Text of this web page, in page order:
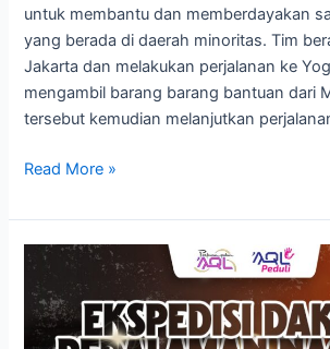
untuk membantu dan memberdayakan
yang berada di daerah minoritas. Tim
Jakarta dan melakukan perjalanan ke
mengambil barang barang bantuan dari
tersebut kemudian melanjutkan
Read More »
AQL
PEDULI
MELAKUKAN
EKSPEDISI